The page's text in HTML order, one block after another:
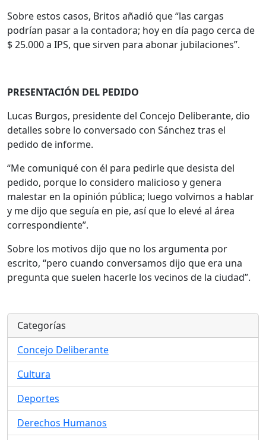
Sobre estos casos, Britos añadió que “las cargas
podrían pasar a la contadora; hoy en día pago cerca de
$ 25.000 a IPS, que sirven para abonar jubilaciones”.
PRESENTACIÓN DEL PEDIDO
Lucas Burgos, presidente del Concejo Deliberante, dio
detalles sobre lo conversado con Sánchez tras el
pedido de informe.
“Me comuniqué con él para pedirle que desista del
pedido, porque lo considero malicioso y genera
malestar en la opinión pública; luego volvimos a hablar
y me dijo que seguía en pie, así que lo elevé al área
correspondiente”.
Sobre los motivos dijo que no los argumenta por
escrito, “pero cuando conversamos dijo que era una
pregunta que suelen hacerle los vecinos de la ciudad”.
Categorías
Concejo Deliberante
Cultura
Deportes
Derechos Humanos